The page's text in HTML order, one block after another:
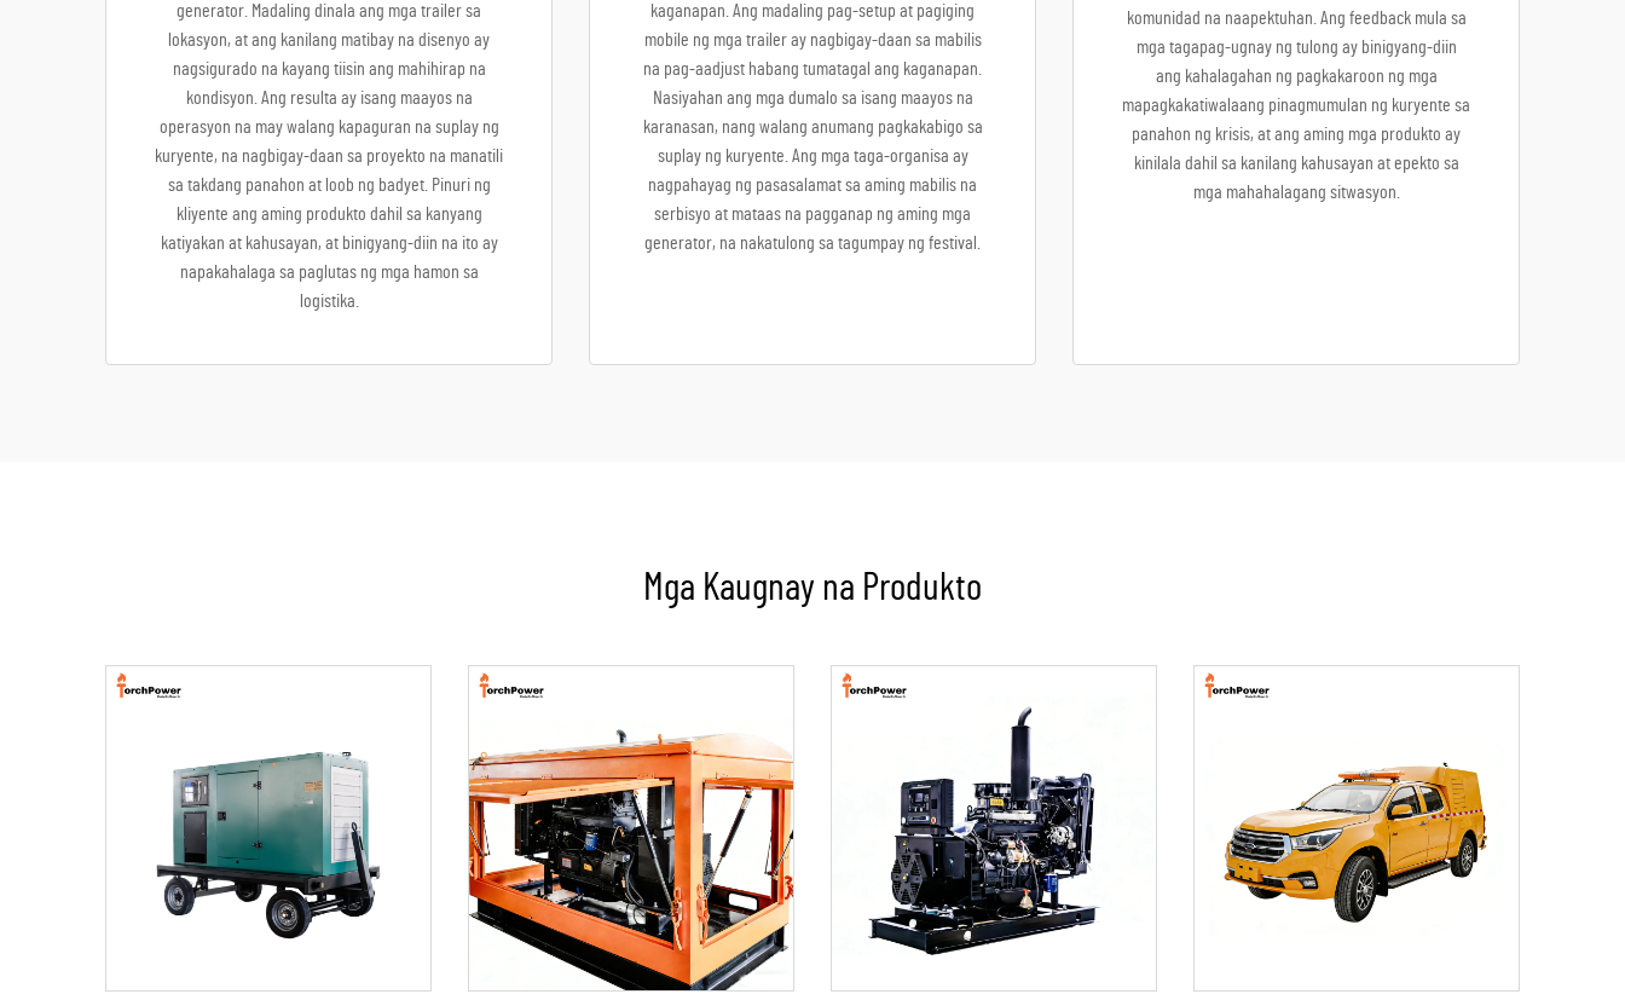
generator. Madaling dinala ang mga trailer sa
lokasyon, at ang kanilang matibay na disenyo ay
nagsigurado na kayang tiisin ang mahihirap na
kondisyon. Ang resulta ay isang maayos na
operasyon na may walang kapaguran na suplay ng
kuryente, na nagbigay-daan sa proyekto na manatili
sa takdang panahon at loob ng badyet. Pinuri ng
kliyente ang aming produkto dahil sa kanyang
katiyakan at kahusayan, at binigyang-diin na ito ay
napakahalaga sa paglutas ng mga hamon sa
logistika.
kaganapan. Ang madaling pag-setup at pagiging
mobile ng mga trailer ay nagbigay-daan sa mabilis
na pag-aadjust habang tumatagal ang kaganapan.
Nasiyahan ang mga dumalo sa isang maayos na
karanasan, nang walang anumang pagkakabigo sa
suplay ng kuryente. Ang mga taga-organisa ay
nagpahayag ng pasasalamat sa aming mabilis na
serbisyo at mataas na pagganap ng aming mga
generator, na nakatulong sa tagumpay ng festival.
komunidad na naapektuhan. Ang feedback mula sa
mga tagapag-ugnay ng tulong ay binigyang-diin
ang kahalagahan ng pagkakaroon ng mga
mapagkakatiwalaang pinagmumulan ng kuryente sa
panahon ng krisis, at ang aming mga produkto ay
kinilala dahil sa kanilang kahusayan at epekto sa
mga mahahalagang sitwasyon.
Mga Kaugnay na Produkto